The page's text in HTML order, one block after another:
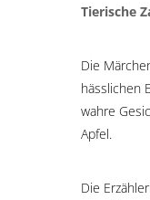
Tierische
Die
hässlichen
wahre
Apfel.
Die